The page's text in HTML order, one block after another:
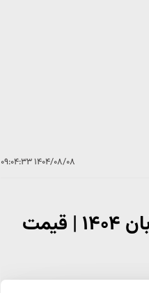
۱۴۰۴/۰۸/۰۸ ۰۹:۰۴:۳۳
عقب‌نشینی معنادار قیمت دلار آزاد امروز پنجشنبه ۸ آبان ۱۴۰۴ | قیمت